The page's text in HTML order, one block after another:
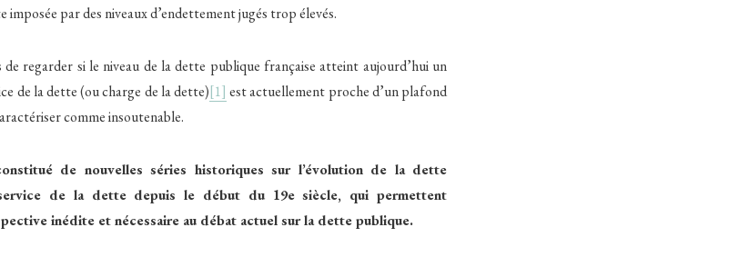
par des niveaux d’endettement jugés trop élevés.
regarder si le niveau de la dette publique française atteint aujourd’hui un
de la dette (ou charge de la dette)[1] est actuellement proche d’un plafond
comme insoutenable.
de nouvelles séries historiques sur l’évolution de la dette
de la dette depuis le début du 19e siècle, qui permettent
inédite et nécessaire au débat actuel sur la dette publique.